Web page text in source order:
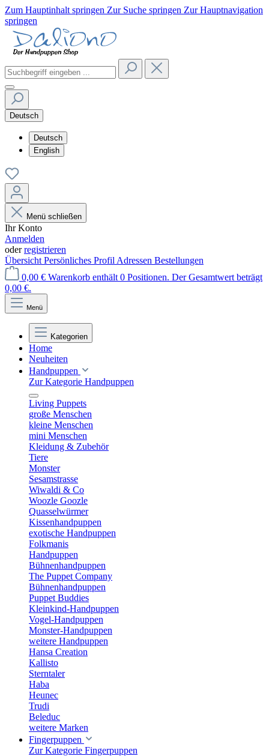
Zum Hauptinhalt springen Zur Suche springen Zur Hauptnavigation
springen
Deutsch
Deutsch
English
Menü schließen
Ihr Konto
Anmelden
oderregistrieren
Übersicht Persönliches Profil Adressen Bestellungen
0,00 € Warenkorb enthält 0 Positionen. Der Gesamtwert beträgt
0,00 €.
Menü
Kategorien
Home
Neuheiten
Handpuppen
Zur Kategorie Handpuppen
Living Puppets
große Menschen
kleine Menschen
mini Menschen
Kleidung & Zubehör
Tiere
Monster
Sesamstrasse
Wiwaldi & Co
Woozle Goozle
Quasselwürmer
Kissenhandpuppen
exotische Handpuppen
Folkmanis
Handpuppen
Bühnenhandpuppen
The Puppet Company
Bühnenhandpuppen
Puppet Buddies
Kleinkind-Handpuppen
Vogel-Handpuppen
Monster-Handpuppen
weitere Handpuppen
Hansa Creation
Kallisto
Sterntaler
Haba
Heunec
Trudi
Beleduc
weitere Marken
Fingerpuppen
Zur Kategorie Fingerpuppen